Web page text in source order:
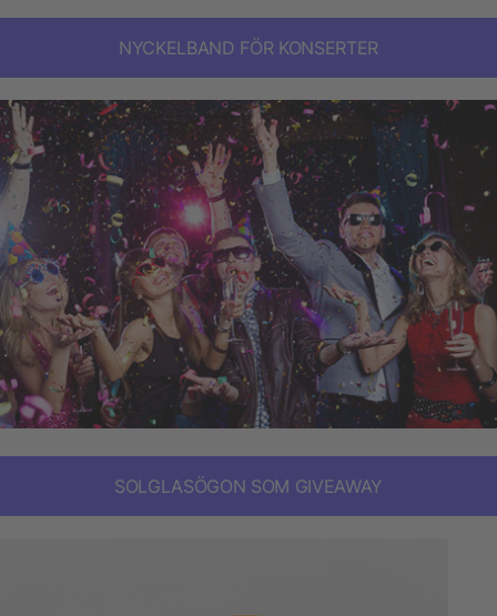
NYCKELBAND FÖR KONSERTER
SOLGLASÖGON SOM GIVEAWAY